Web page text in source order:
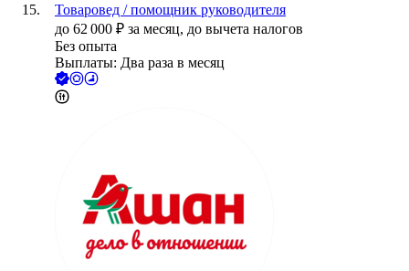
Товаровед / помощник руководителя
до 62 000 ₽ за месяц, до вычета налогов
Без опыта
Выплаты: Два раза в месяц